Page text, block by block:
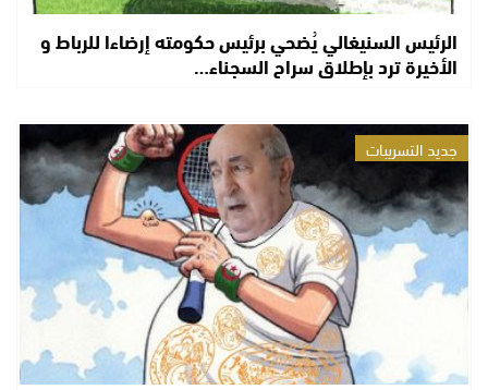
الرئيس السنيغالي يُضحي برئيس حكومته إرضاءا للرباط و
الأخيرة ترد بإطلاق سراح السجناء…
جديد التسريبات